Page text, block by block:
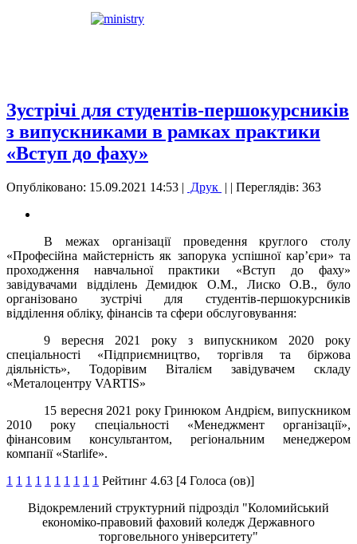
Зустрічі для студентів-першокурсників
з випускниками в рамках практики
«Вступ до фаху»
Опубліковано: 15.09.2021 14:53 | Друк | | Переглядів: 363
В межах організації проведення круглого столу
«Професійна майстерність як запорука успішної кар’єри» та
проходження навчальної практики «Вступ до фаху»
завідувачами відділень Демидюк О.М., Лиско О.В., було
організовано зустрічі для студентів-першокурсників
відділення обліку, фінансів та сфери обслуговування:
9 вересня 2021 року з випускником 2020 року
спеціальності «Підприємництво, торгівля та біржова
діяльність», Тодорівим Віталієм завідувачем складу
«Металоцентру VARTIS»
15 вересня 2021 року Гринюком Андрієм, випускником
2010 року спеціальності «Менеджмент організації»,
фінансовим консультантом, регіональним менеджером
компанії «Starlife».
1 1 1 1 1 1 1 1 1 1 Рейтинг 4.63 [4 Голоса (ов)]
Відокремлений структурний підрозділ "Коломийський
економіко-правовий фаховий коледж Державного
торговельного університету"